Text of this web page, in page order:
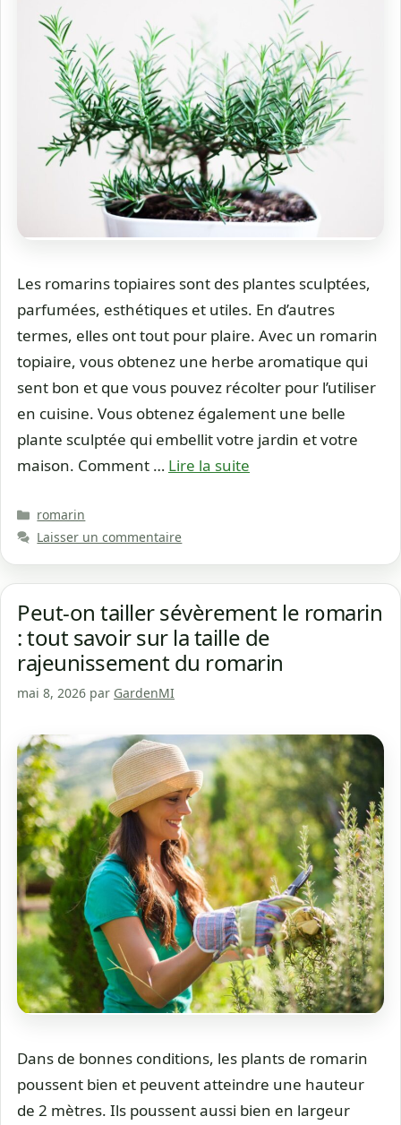
Les romarins topiaires sont des plantes sculptées,
parfumées, esthétiques et utiles. En d’autres
termes, elles ont tout pour plaire. Avec un romarin
topiaire, vous obtenez une herbe aromatique qui
sent bon et que vous pouvez récolter pour l’utiliser
en cuisine. Vous obtenez également une belle
plante sculptée qui embellit votre jardin et votre
maison. Comment … Lire la suite
Catégories
romarin
Laisser un commentaire
Peut-on tailler sévèrement le romarin
: tout savoir sur la taille de
rajeunissement du romarin
mai 8, 2026 par GardenMI
Dans de bonnes conditions, les plants de romarin
poussent bien et peuvent atteindre une hauteur
de 2 mètres. Ils poussent aussi bien en largeur